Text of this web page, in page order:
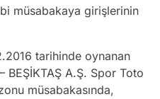
müsabakaya girişlerinin
tarihinde oynanan
BEŞİKTAŞ A.Ş. Spor Toto
müsabakasında,